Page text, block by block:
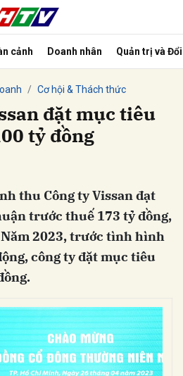
cảnh Doanh nhân Quản trị và
Cơ hội & Thách thức
đặt mục tiêu
tỷ đồng
thu Công ty Vissan đạt
trước thuế 173 tỷ đồng,
2023, trước tình hình
công ty đặt mục tiêu
Hủy